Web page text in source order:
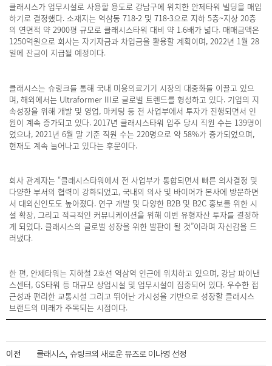
클래시스가 업무시설로 사용할 용도로 강남구에 위치한 안제타워 빌딩을 매입
하기로 결정했다. 소재지는 역삼동 718-2 및 718-3으로 지하 5층~지상 20층
의 연면적 약 2900평 규모로 클래시스타워 대비 약 1.6배가 넓다. 매매금액은
1250억원으로 회사는 자기자금과 차입금을 활용할 계획이며, 2022년 1월 28
일에 잔금이 지급될 예정이다.
클래시스는 슈링크를 통해 국내 미용의료기기 시장의 대중화를 이끌고 있으
며, 해외에서는 Ultraformer III로 글로벌 트렌드를 형성하고 있다. 기업의 지
속성장을 위해 개발 및 영업, 마케팅 등 전 사업부에서 투자가 진행되면서 인
원이 계속 증가되고 있다. 2017년 클래시스타워 입주 당시 직원 수는 139명이
었으나, 2021년 6월 말 기준 직원 수는 220명으로 약 58%가 증가되었으며,
현재도 계속 늘어나고 있다는 후문이다.
회사 관계자는 “클래시스타워에서 전 사업부가 통합되면서 빠른 의사결정 및
다양한 부서의 협력이 강화되었고, 국내외 의사 및 바이어가 본사에 방문하면
서 대외신인도도 높아졌다. 연구 개발 및 다양한 B2B 및 B2C 홍보를 위한 시
설 확장, 그리고 적극적인 커뮤니케이션을 위해 이번 유형자산 투자를 결정하
게 되었다. 클래시스의 글로벌 성장을 위한 발판이 될 것”이라며 자신감을 드
러냈다.
한 편, 안제타워는 지하철 2호선 역삼역 인근에 위치하고 있으며, 강남 파이낸
스센터, GS타워 등 대규모 상업시설 및 업무시설이 집중되어 있다. 우수한 접
근성과 편리한 교통시설 그리고 뛰어난 가시성을 기반으로 성장할 클래시스
브랜드의 미래가 주목되는 시점이다.
이전 클래시스, 슈링크의 새로운 뮤즈로 이나영 선정